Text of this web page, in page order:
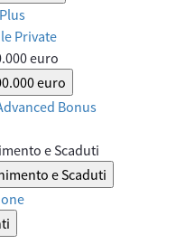
Private
euro
euro
Bonus
e Scaduti
e Scaduti